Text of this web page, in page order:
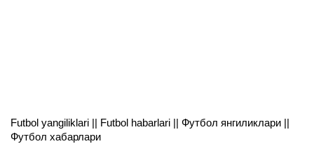
Futbol yangiliklari || Futbol habarlari || Футбол янгиликлари ||
Футбол хабарлари